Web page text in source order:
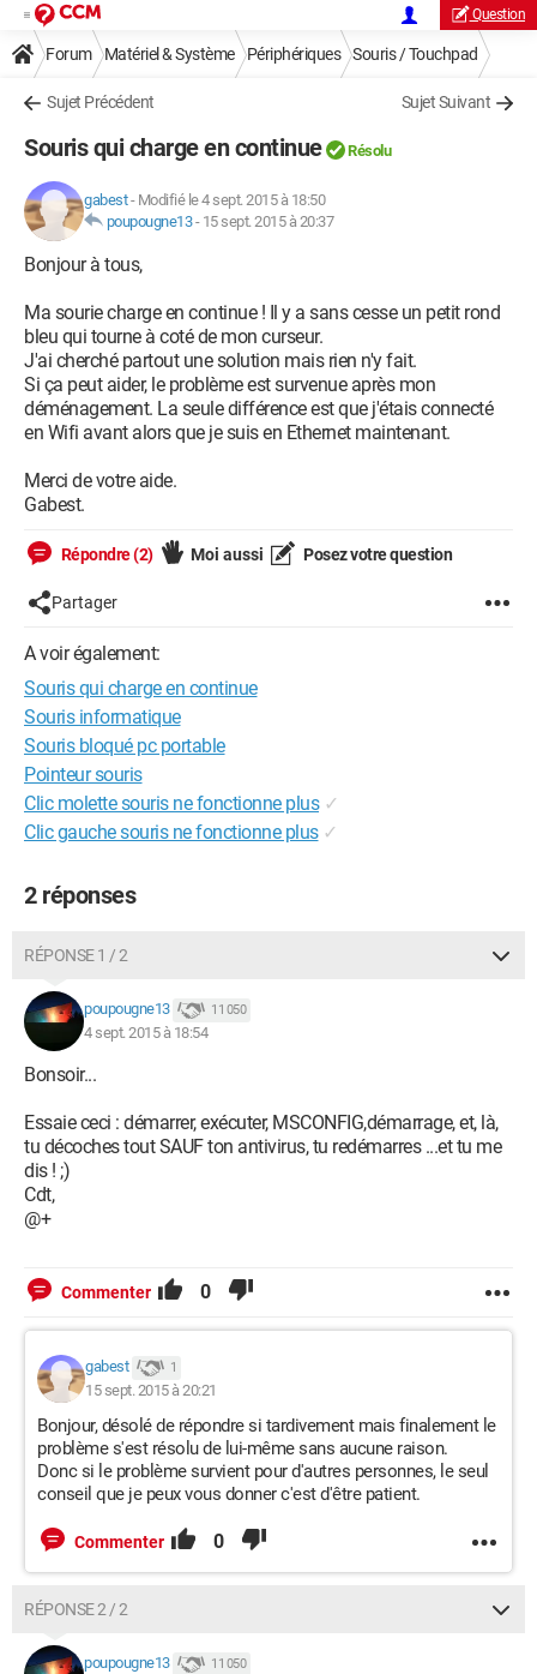
Question
Forum Matériel & Système Périphériques Souris / Touchpad
Sujet Précédent Sujet Suivant
Souris qui charge en continue Résolu
gabest- Modifié le 4 sept. 2015 à 18:50
poupougne13- 15 sept. 2015 à 20:37
Bonjour à tous,
Ma sourie charge en continue ! Il y a sans cesse un petit rond
bleu qui tourne à coté de mon curseur.
J'ai cherché partout une solution mais rien n'y fait.
Si ça peut aider, le problème est survenue après mon
déménagement. La seule différence est que j'étais connecté
en Wifi avant alors que je suis en Ethernet maintenant.
Merci de votre aide.
Gabest.
Répondre (2) Moi aussi Posez votre question
Partager
A voir également:
Souris qui charge en continue
Souris informatique
Souris bloqué pc portable
Pointeur souris
Clic molette souris ne fonctionne plus ✓
Clic gauche souris ne fonctionne plus ✓
2 réponses
RÉPONSE 1 / 2
poupougne13 11 050
4 sept. 2015 à 18:54
Bonsoir...
Essaie ceci : démarrer, exécuter, MSCONFIG,démarrage, et, là,
tu décoches tout SAUF ton antivirus, tu redémarres ...et tu me
dis ! ;)
Cdt,
@+
Commenter 0
gabest 1
15 sept. 2015 à 20:21
Bonjour, désolé de répondre si tardivement mais finalement le
problème s'est résolu de lui-même sans aucune raison.
Donc si le problème survient pour d'autres personnes, le seul
conseil que je peux vous donner c'est d'être patient.
Commenter 0
RÉPONSE 2 / 2
poupougne13 11 050